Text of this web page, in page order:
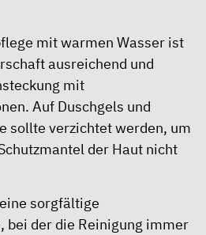
mit warmen Wasser ist
ausreichend und
mit
Auf Duschgels und
sollte verzichtet werden, um
der Haut nicht
sorgfältige
bei der die Reinigung immer